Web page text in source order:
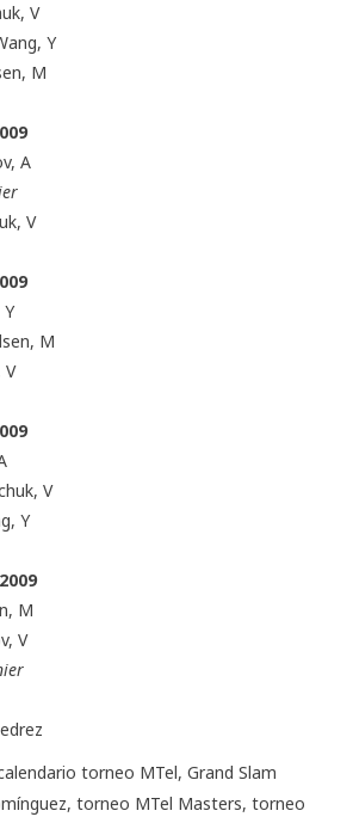
V
Y
M
A
V
M
V
V
Y
M
V
torneo MTel, Grand Slam
, torneo MTel Masters, torneo